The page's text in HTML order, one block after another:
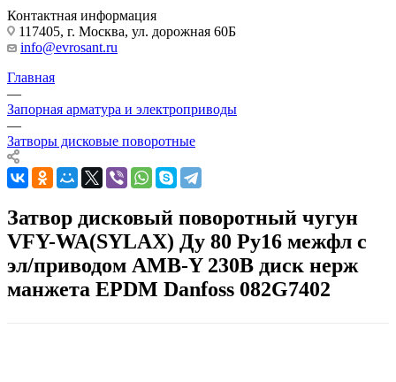
Контактная информация
117405, г. Москва, ул. дорожная 60Б
info@evrosant.ru
Главная
—
Запорная арматура и электроприводы
—
Затворы дисковые поворотные
Затвор дисковый поворотный чугун
VFY-WA(SYLAX) Ду 80 Ру16 межфл с
эл/приводом AMB-Y 230В диск нерж
манжета EPDM Danfoss 082G7402